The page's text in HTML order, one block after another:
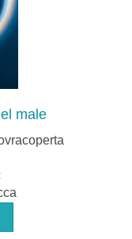
male